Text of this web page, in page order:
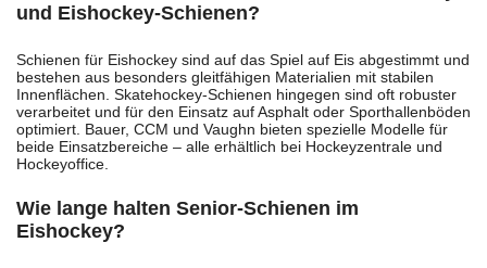
und Eishockey-Schienen?
Schienen für Eishockey sind auf das Spiel auf Eis abgestimmt und
bestehen aus besonders gleitfähigen Materialien mit stabilen
Innenflächen. Skatehockey-Schienen hingegen sind oft robuster
verarbeitet und für den Einsatz auf Asphalt oder Sporthallenböden
optimiert. Bauer, CCM und Vaughn bieten spezielle Modelle für
beide Einsatzbereiche – alle erhältlich bei Hockeyzentrale und
Hockeyoffice.
Wie lange halten Senior-Schienen im
Eishockey?